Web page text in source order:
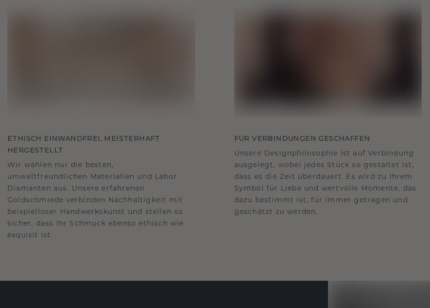
ETHISCH EINWANDFREI, MEISTERHAFT
HERGESTELLT
Wir wählen nur die besten,
umweltfreundlichen Materialien und Labor
Diamanten aus. Unsere erfahrenen
Goldschmiede verbinden Nachhaltigkeit mit
beispielloser Handwerkskunst und stellen so
sicher, dass Ihr Schmuck ebenso ethisch wie
exquisit ist.
FÜR VERBINDUNGEN GESCHAFFEN
Unsere Designphilosophie ist auf Verbindung
ausgelegt, wobei jedes Stück so gestaltet ist,
dass es die Zeit überdauert. Es wird zu Ihrem
Symbol für Liebe und wertvolle Momente, das
dazu bestimmt ist, für immer getragen und
geschätzt zu werden.